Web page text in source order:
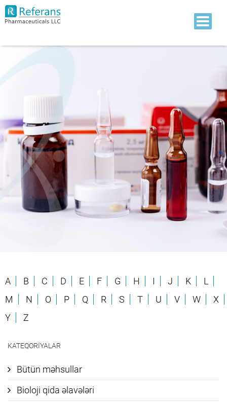
A B C D E F G H I J K
L
M
N O P Q R S T U V W
X
Y
Z
KATEQORIYALAR
Bütün məhsullar
Bioloji qida əlavələri